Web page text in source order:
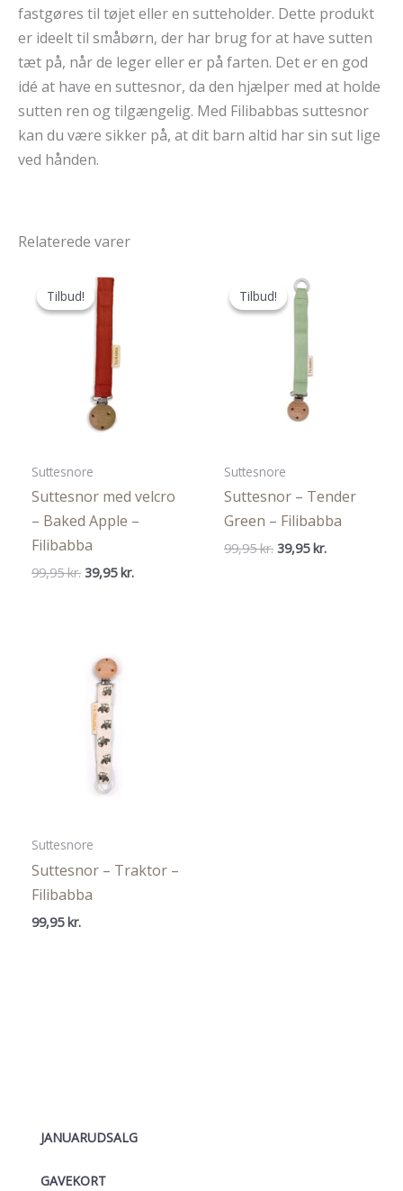
JANUARUDSALG
GAVEKORT
fastgøres til tøjet eller en sutteholder. Dette produkt
er ideelt til småbørn, der har brug for at have sutten
tæt på, når de leger eller er på farten. Det er en god
idé at have en suttesnor, da den hjælper med at holde
sutten ren og tilgængelig. Med Filibabbas suttesnor
kan du være sikker på, at dit barn altid har sin sut lige
ved hånden.
Relaterede varer
Tilbud!
Tilbud!
Suttesnore
Suttesnor med velcro
– Baked Apple –
Filibabba
99,95kr. Den
39,95 kr.Den
Tilbud!
Tilbud!
Suttesnore
Suttesnor – Tender
Green – Filibabba
99,95kr. Den
39,95 kr.Den
Suttesnore
Suttesnor – Traktor –
Filibabba
99,95 kr.